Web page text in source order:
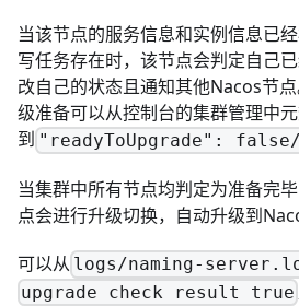
当该节点的服务信息和实例信息已
写任务存在时，该节点会判定自己
改自己的状态且通知其他Nacos节
级准备可以从控制台的集群管理中
到 "readyToUpgrade":
当集群中所有节点均判定为准备完
点会进行升级切换，自动升级到
可以从 logs/naming-
upgrade check result true